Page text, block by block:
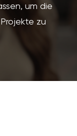
um die
zu